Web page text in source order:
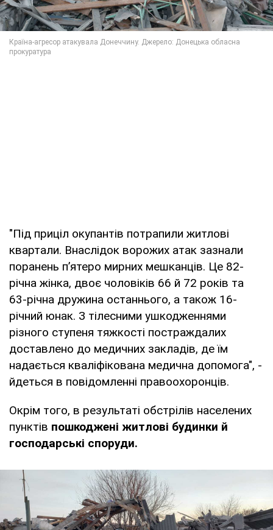
"Під приціл окупантів потрапили житлові
квартали. Внаслідок ворожих атак зазнали
поранень п’ятеро мирних мешканців. Це 82-
річна жінка, двоє чоловіків 66 й 72 років та
63-річна дружина останнього, а також 16-
річний юнак. З тілесними ушкодженнями
різного ступеня тяжкості постраждалих
доставлено до медичних закладів, де їм
надається кваліфікована медична допомога", -
йдеться в повідомленні правоохоронців.
Окрім того, в результаті обстрілів населених
пунктів пошкоджені житлові будинки й
господарські споруди.